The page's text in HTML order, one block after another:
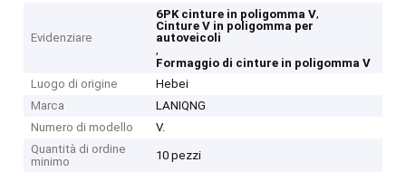
Evidenziare
6PK cinture in poligomma V,
Cinture V in poligomma per
autoveicoli
,
Formaggio di cinture in poligomma V
Luogo di origine
Hebei
Marca
LANIQNG
Numero di modello
V.
Quantità di ordine
minimo
10 pezzi